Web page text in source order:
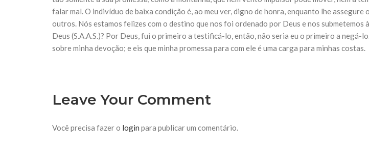
10 DE NOVEMBRO DE 2013
Falecimento do Imam Ali Ibn Al-Hussein (A.S.)
Em nome de Deus, o Clemente, o Misericordioso! Diante da data em que
relembramos o martírio do quarto Imam dos muçulmanos, o Imam Ali Ibn Al-
Hussein Ibn Ali Ibn Abi Táleb (A.S.), conhecido por “Zein Al-Ábidin” (Formosura
3
Na
falar mal. O indivíduo de baixa condição é, ao meu ver, digno de honra, enquanto lhe
outros. Nós estamos felizes com o destino que nos foi ordenado por Deus e nos
Deus (S.A.A.S.)? Por Deus, fui o primeiro a testificá-lo, então, não seria eu o primeiro a
sobre minha devoção; e eis que minha promessa para com ele é uma carga para minhas costas.
Leave Your Comment
Você precisa fazer o login para publicar um comentário.